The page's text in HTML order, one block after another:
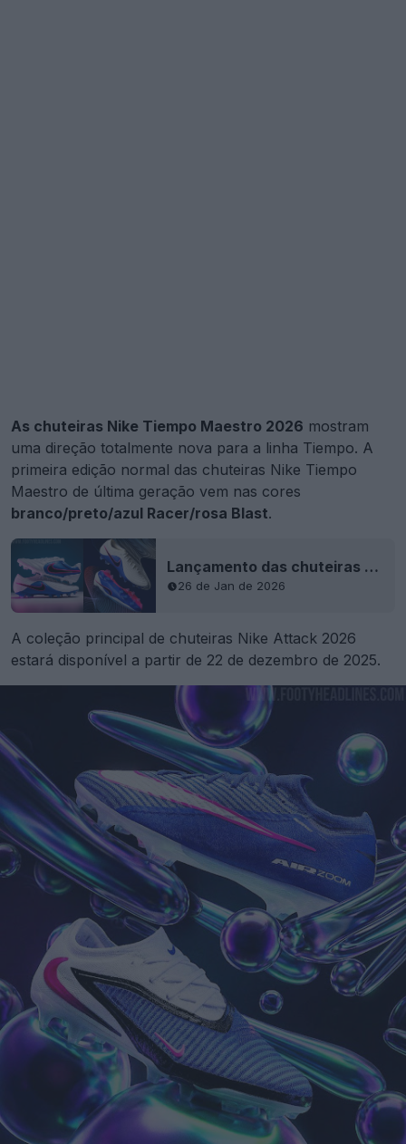
As chuteiras Nike Tiempo Maestro 2026 mostram
uma direção totalmente nova para a linha Tiempo. A
primeira edição normal das chuteiras Nike Tiempo
Maestro de última geração vem nas cores
branco/preto/azul Racer/rosa Blast.
Lançamento das chuteiras Nike Tiempo Maestro & Ligera 2026 "Attack Pack" de última geração - Primeira combinação de cores do pacote principal
26 de Jan de 2026
A coleção principal de chuteiras Nike Attack 2026
estará disponível a partir de 22 de dezembro de 2025.